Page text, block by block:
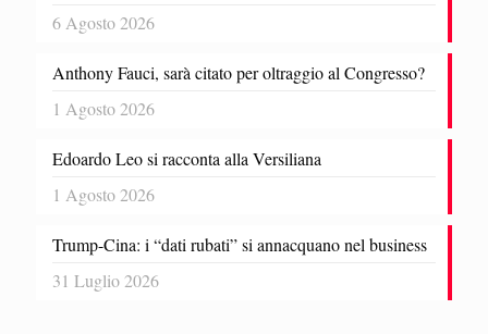
6 Agosto 2026
Anthony Fauci, sarà citato per oltraggio al Congresso?
1 Agosto 2026
Edoardo Leo si racconta alla Versiliana
1 Agosto 2026
Trump-Cina: i “dati rubati” si annacquano nel business
31 Luglio 2026